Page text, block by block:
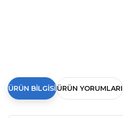
ÜRÜN BILGISI ÜRÜN YORUMLARI